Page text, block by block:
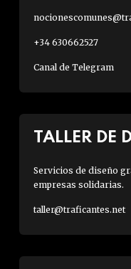
+34 630662527
Canal de Telegram
TALLER DE
Servicios de diseño
empresas solidarias.
taller@traficantes.net